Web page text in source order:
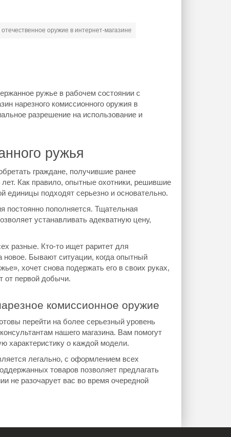
отечественное оружие в интернет-магазине
ружье в рабочем состоянии с
нарезного комиссионного оружия в
разрешение на использование и
ружья
граждане, получившие ранее
Как правило, опытные охотники, решившие
единицы подходят серьезно и основательно.
постоянно пополняется. Тщательная
устанавливать адекватную цену,
разные. Кто-то ищет раритет для
новое. Бывают ситуации, когда опытный
хочет снова подержать его в своих руках,
от первой добычи.
комиссионное оружие
перейти на более серьезный уровень
нашего магазина. Вам помогут
характеристику о каждой модели.
легально, с оформлением всех
товаров позволяет предлагать
не разочарует вас во время очередной